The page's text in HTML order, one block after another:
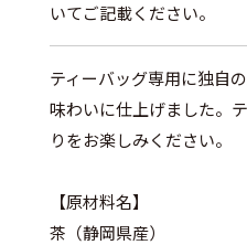
いてご記載ください。
ティーバッグ専用に独自
味わいに仕上げました。
りをお楽しみください。
【原材料名】
茶（静岡県産）